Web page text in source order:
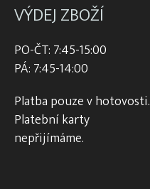
VÝDEJ ZBOŽÍ
PO-ČT: 7:45-15:00
PÁ: 7:45-14:00
Platba pouze v hotovosti.
Platební karty
nepřijímáme.